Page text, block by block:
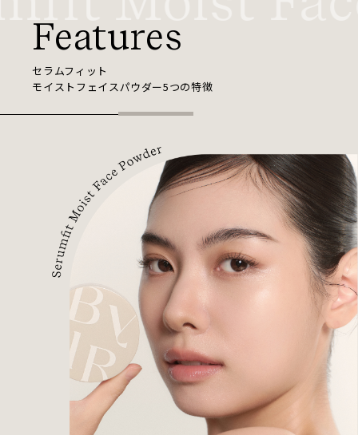
Features
セラムフィット
モイストフェイスパウダー5つの特徴